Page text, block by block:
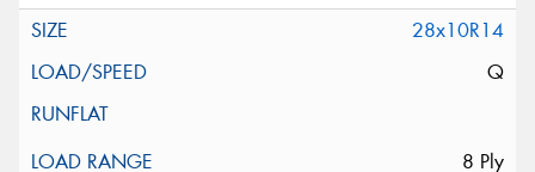
28x10R14
Q
8 Ply